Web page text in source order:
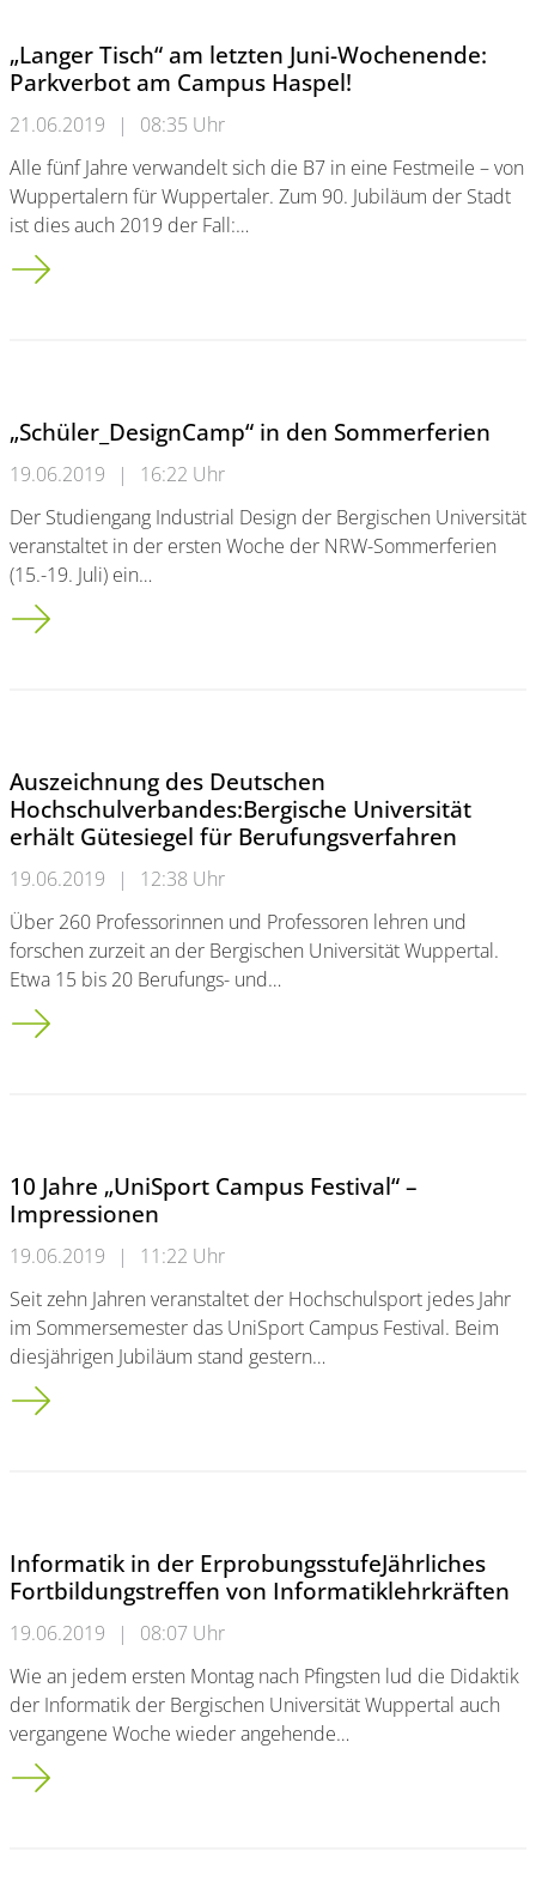
„Langer Tisch“ am letzten Juni-Wochenende:
Parkverbot am Campus Haspel!
21.06.2019 |
08:35 Uhr
Alle fünf Jahre verwandelt sich die B7 in eine Festmeile – von
Wuppertalern für Wuppertaler. Zum 90. Jubiläum der Stadt
ist dies auch 2019 der Fall:…
„Langer Tisch“ am letzten Juni-Wochenende: Parkverbot am
„Schüler_DesignCamp“ in den Sommerferien
19.06.2019 |
16:22 Uhr
Der Studiengang Industrial Design der Bergischen Universität
veranstaltet in der ersten Woche der NRW-Sommerferien
(15.-19. Juli) ein…
„Schüler_DesignCamp“ in den Sommerferien
Auszeichnung des Deutschen
Hochschulverbandes:Bergische Universität
erhält Gütesiegel für Berufungsverfahren
19.06.2019 |
12:38 Uhr
Über 260 Professorinnen und Professoren lehren und
forschen zurzeit an der Bergischen Universität Wuppertal.
Etwa 15 bis 20 Berufungs- und…
Auszeichnung des Deutschen Hochschulverbandes:<br /
10 Jahre „UniSport Campus Festival“ –
Impressionen
19.06.2019 |
11:22 Uhr
Seit zehn Jahren veranstaltet der Hochschulsport jedes Jahr
im Sommersemester das UniSport Campus Festival. Beim
diesjährigen Jubiläum stand gestern…
10 Jahre „UniSport Campus Festival“ – Impressionen
Informatik in der ErprobungsstufeJährliches
Fortbildungstreffen von Informatiklehrkräften
19.06.2019 |
08:07 Uhr
Wie an jedem ersten Montag nach Pfingsten lud die Didaktik
der Informatik der Bergischen Universität Wuppertal auch
vergangene Woche wieder angehende…
Informatik in der Erprobungsstufe<br />Jährliches